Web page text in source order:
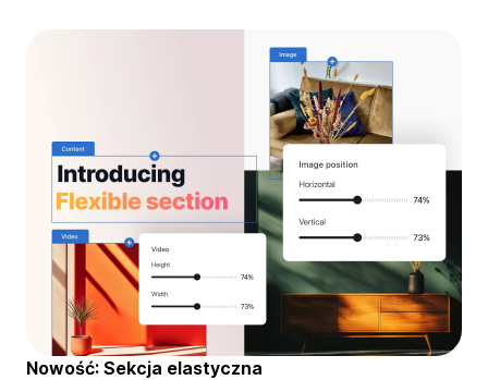
Nowość: Sekcja elastyczna